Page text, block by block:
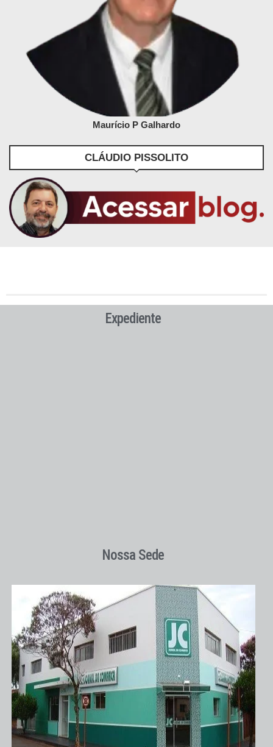
Maurício P Galhardo
CLÁUDIO PISSOLITO
Expediente
Nossa Sede